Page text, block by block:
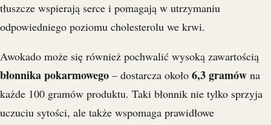
tłuszcze wspierają serce i pomagają w utrzymaniu
odpowiedniego poziomu cholesterolu we krwi.
Awokado może się również pochwalić wysoką zawartością
błonnika pokarmowego – dostarcza około 6,3 gramów na
każde 100 gramów produktu. Taki błonnik nie tylko sprzyja
uczuciu sytości, ale także wspomaga prawidłowe